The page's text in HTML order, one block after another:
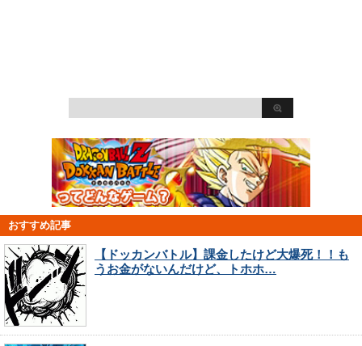
おすすめ記事
【ドッカンバトル】課金したけど大爆死！！も
うお金がないんだけど、トホホ…